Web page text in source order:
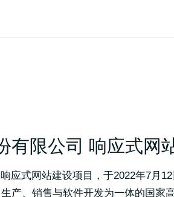
有限公司 响应式网
应式网站建设项目，于2022年7月
产、销售与软件开发为一体的国